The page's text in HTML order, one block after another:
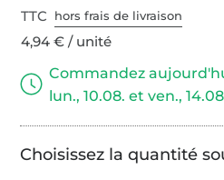
TTC hors frais de livraison
4,94 € / unité
Commandez
lun., 10.08. et ven.,
Choisissez la quantité